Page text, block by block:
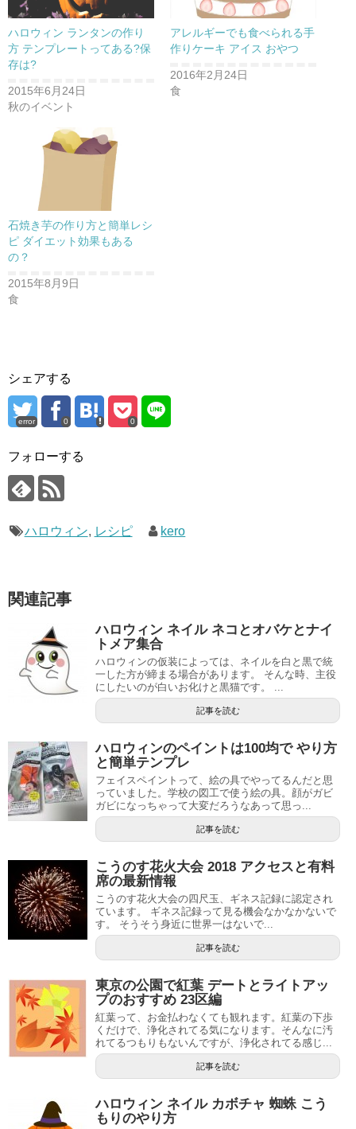
ハロウィン ランタンの作り
方 テンプレートってある?保
存は?
2015年6月24日
秋のイベント
アレルギーでも食べられる手
作りケーキ アイス おやつ
2016年2月24日
食
石焼き芋の作り方と簡単レシ
ピ ダイエット効果もある
の？
2015年8月9日
食
シェアする
error 0 0
フォローする
ハロウィン, レシピ kero
関連記事
ハロウィン ネイル ネコとオバケとナイ
トメア集合
ハロウィンの仮装によっては、ネイルを白と黒で統
一した方が締まる場合があります。 そんな時、主役
にしたいのが白いお化けと黒猫です。 ...
記事を読む
ハロウィンのペイントは100均で やり方
と簡単テンプレ
フェイスペイントって、絵の具でやってるんだと思
っていました。学校の図工で使う絵の具。顔がガビ
ガビになっちゃって大変だろうなあって思っ...
記事を読む
こうのす花火大会 2018 アクセスと有料
席の最新情報
こうのす花火大会の四尺玉、ギネス記録に認定され
ています。 ギネス記録って見る機会なかなかないで
す。 そうそう身近に世界一はないで...
記事を読む
東京の公園で紅葉 デートとライトアッ
プのおすすめ 23区編
紅葉って、お金払わなくても観れます。紅葉の下歩
くだけで、浄化されてる気になります。そんなに汚
れてるつもりもないんですが、浄化されてる感じ...
記事を読む
ハロウィン ネイル カボチャ 蜘蛛 こう
もりのやり方